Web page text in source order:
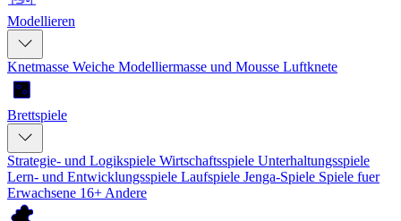
Modellieren
Knetmasse Weiche Modelliermasse und Mousse Luftknete
Brettspiele
Strategie- und Logikspiele Wirtschaftsspiele Unterhaltungsspiele
Lern- und Entwicklungsspiele Laufspiele Jenga-Spiele Spiele fuer
Erwachsene 16+ Andere